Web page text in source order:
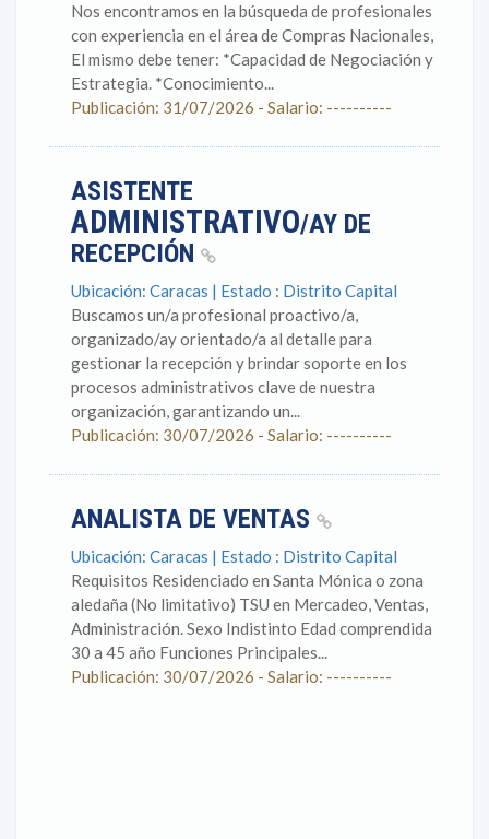
Nos encontramos en la búsqueda de profesionales
con experiencia en el área de Compras Nacionales,
El mismo debe tener: *Capacidad de Negociación y
Estrategia. *Conocimiento...
Publicación: 31/07/2026 - Salario: ----------
ASISTENTE
ADMINISTRATIVO/AY DE
RECEPCIÓN
Ubicación: Caracas | Estado : Distrito Capital
Buscamos un/a profesional proactivo/a,
organizado/ay orientado/a al detalle para
gestionar la recepción y brindar soporte en los
procesos administrativos clave de nuestra
organización, garantizando un...
Publicación: 30/07/2026 - Salario: ----------
ANALISTA DE VENTAS
Ubicación: Caracas | Estado : Distrito Capital
Requisitos Residenciado en Santa Mónica o zona
aledaña (No limitativo) TSU en Mercadeo, Ventas,
Administración. Sexo Indistinto Edad comprendida
30 a 45 año Funciones Principales...
Publicación: 30/07/2026 - Salario: ----------